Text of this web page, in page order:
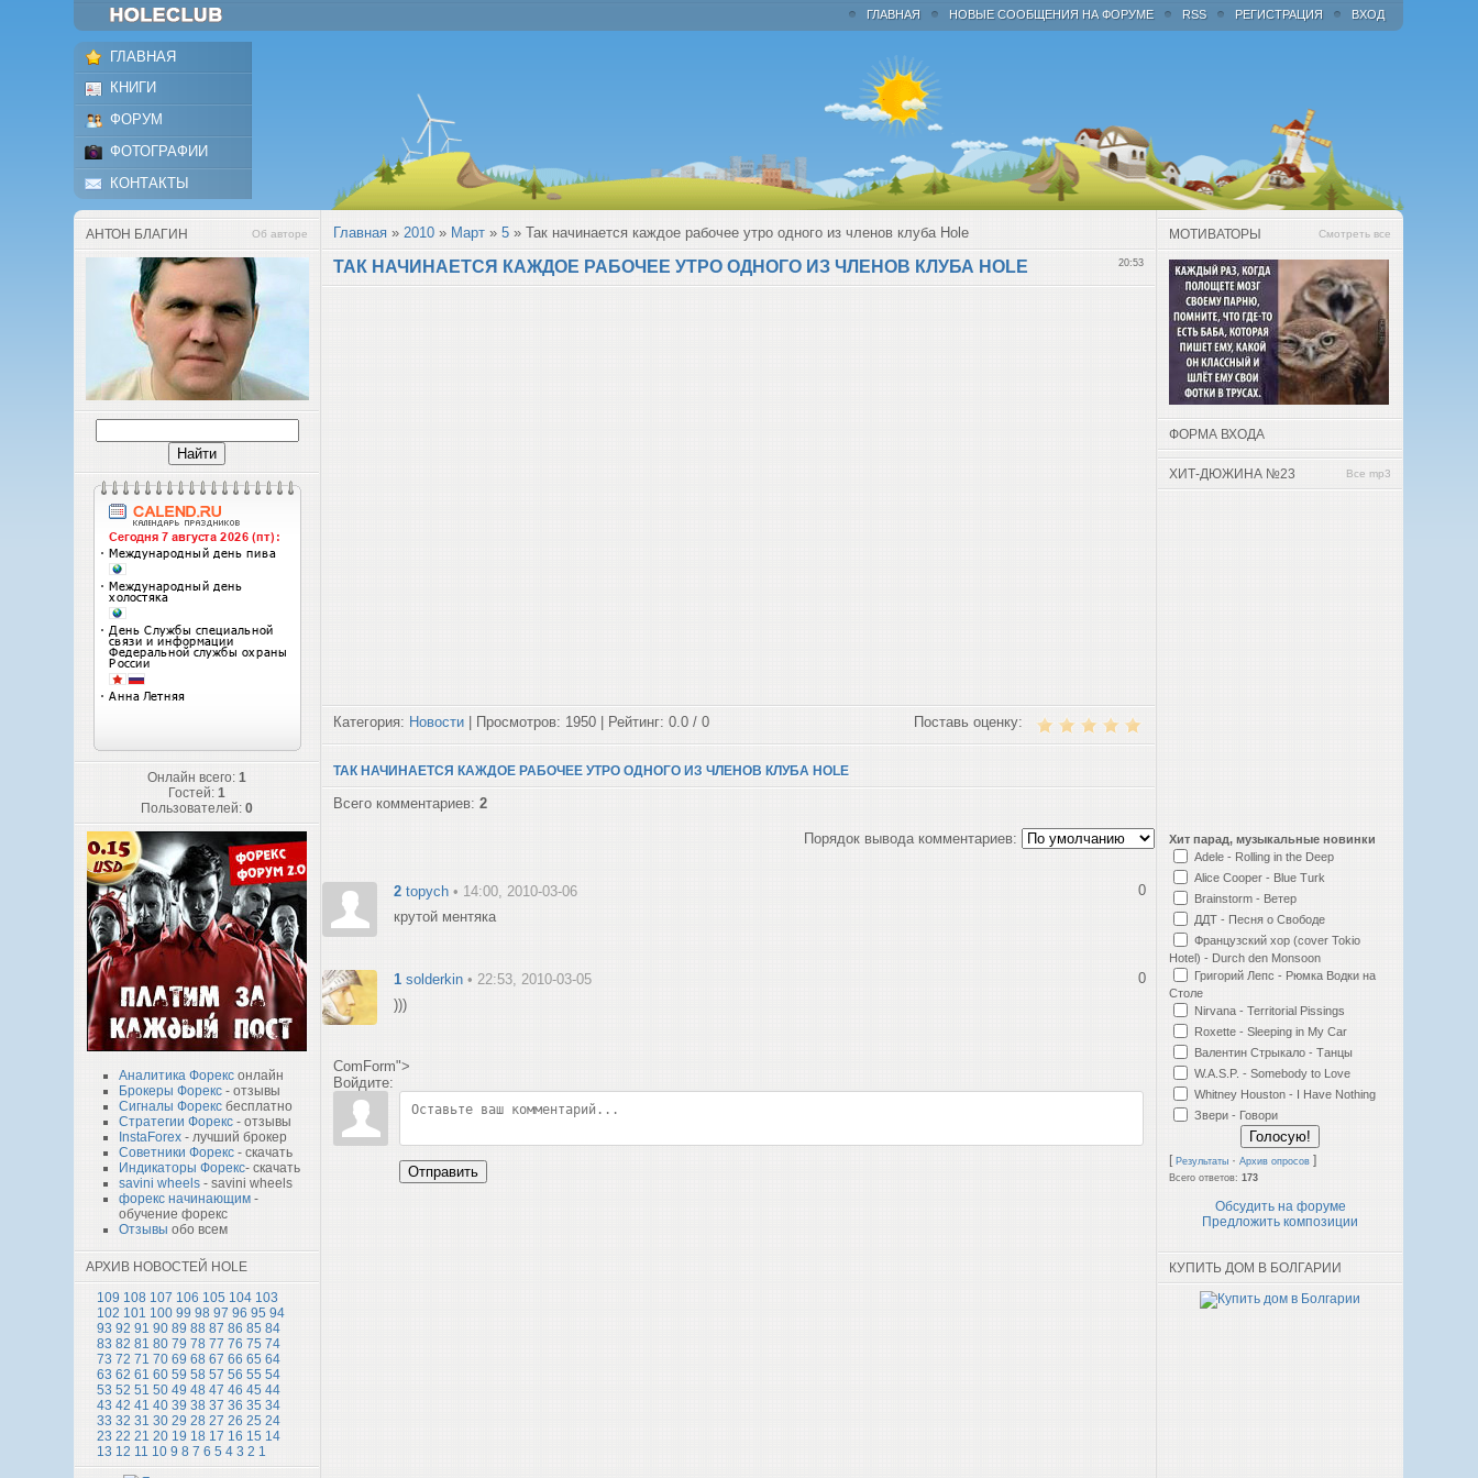
ВХОД
РЕГИСТРАЦИЯ
RSS
НОВЫЕ СООБЩЕНИЯ НА ФОРУМЕ
ГЛАВНАЯ
ГЛАВНАЯ
КНИГИ
ФОРУМ
ФОТОГРАФИИ
КОНТАКТЫ
АНТОН БЛАГИН Об авторе
Онлайн всего:1
Гостей:1
Пользователей:0
Аналитика Форекс онлайн
Брокеры Форекс - отзывы
Сигналы Форекс бесплатно
Стратегии Форекс - отзывы
InstaForex - лучший брокер
Советники Форекс - скачать
Индикаторы Форекс- скачать
savini wheels - savini wheels
форекс начинающим -
обучение форекс
Отзывы обо всем
АРХИВ НОВОСТЕЙ HOLE
109 108 107 106 105 104 103
102 101 100 99 98 97 96 95 94
93 92 91 90 89 88 87 86 85 84
83 82 81 80 79 78 77 76 75 74
73 72 71 70 69 68 67 66 65 64
63 62 61 60 59 58 57 56 55 54
53 52 51 50 49 48 47 46 45 44
43 42 41 40 39 38 37 36 35 34
33 32 31 30 29 28 27 26 25 24
23 22 21 20 19 18 17 16 15 14
13 12 11 10 9 8 7 6 5 4 3 2 1
Главная »2010 » Март » 5 » Так начинается каждое рабочее утро одного из членов клуба Hole
20:53
ТАК НАЧИНАЕТСЯ КАЖДОЕ РАБОЧЕЕ УТРО ОДНОГО ИЗ ЧЛЕНОВ КЛУБА HOLE
Поставь оценку:
Категория: Новости | Просмотров: 1950 | Рейтинг: 0.0 / 0
ТАК НАЧИНАЕТСЯ КАЖДОЕ РАБОЧЕЕ УТРО ОДНОГО ИЗ ЧЛЕНОВ КЛУБА HOLE
Всего комментариев:2
Порядок вывода комментариев:
0
2 topych • 14:00, 2010-03-06
крутой ментяка
0
1 solderkin • 22:53, 2010-03-05
)))
ComForm">
Войдите:
Отправить
МОТИВАТОРЫ Смотреть все
ФОРМА ВХОДА
ХИТ-ДЮЖИНА №23 Все mp3
Хит парад, музыкальные новинки
Adele - Rolling in the Deep
Alice Cooper - Blue Turk
Brainstorm - Ветер
ДДТ - Песня о Свободе
Французский хор (cover Tokio
Hotel) - Durch den Monsoon
Григорий Лепс - Рюмка Водки на
Столе
Nirvana - Territorial Pissings
Roxette - Sleeping in My Car
Валентин Стрыкало - Танцы
W.A.S.P. - Somebody to Love
Whitney Houston - I Have Nothing
Звери - Говори
[Результаты ·Архив опросов ]
Всего ответов:173
Обсудить на форуме
Предложить композиции
КУПИТЬ ДОМ В БОЛГАРИИ